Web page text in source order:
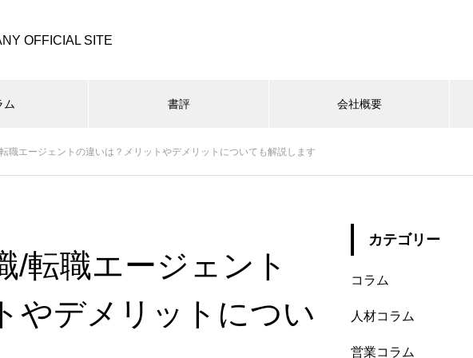
OFFICIAL SITE
ム 書評 会社概要
職エージェントの違いは？メリットやデメリットについても解説します
/転職エージェント
やデメリットについ
カテゴリー
コラム
人材コラム
営業コラム